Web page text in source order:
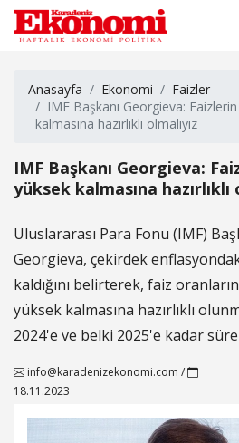
Anasayfa Ekonomi
Faizler
IMF Başkanı Georgieva:
kalmasına hazırlıklı olmalıyız
IMF Başkanı Georgieva:
yüksek kalmasına hazırlıklı
Uluslararası Para Fonu (IMF)
Georgieva, çekirdek
kaldığını belirterek, faiz
yüksek kalmasına hazırlıklı
2024'e ve belki 2025'e kadar
info@karadenizekonomi.com /
18.11.2023